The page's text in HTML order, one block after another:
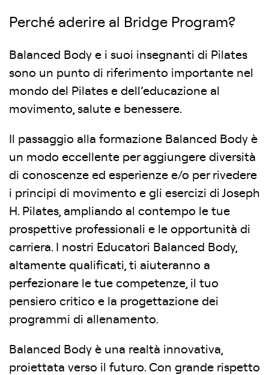
Perché aderire al Bridge Program?
Balanced Body e i suoi insegnanti di Pilates
sono un punto di riferimento importante nel
mondo del Pilates e dell’educazione al
movimento, salute e benessere.
Il passaggio alla formazione Balanced Body è
un modo eccellente per aggiungere diversità
di conoscenze ed esperienze e/o per rivedere
i principi di movimento e gli esercizi di Joseph
H. Pilates, ampliando al contempo le tue
prospettive professionali e le opportunità di
carriera. I nostri Educatori Balanced Body,
altamente qualificati, ti aiuteranno a
perfezionare le tue competenze, il tuo
pensiero critico e la progettazione dei
programmi di allenamento.
Balanced Body è una realtà innovativa,
proiettata verso il futuro. Con grande rispetto